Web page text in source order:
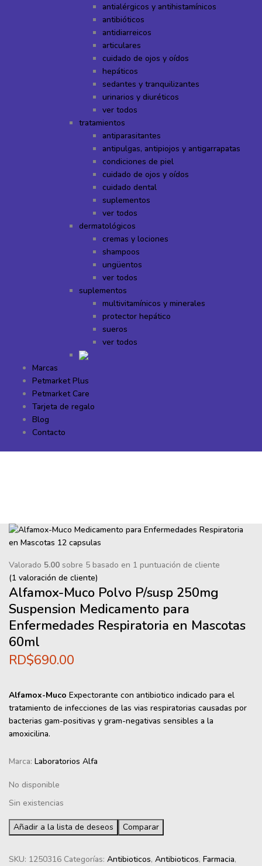
antialérgicos y antihistamínicos
antibióticos
antidiarreicos
articulares
cuidado de ojos y oídos
hepáticos
sedantes y tranquilizantes
urinarios y diuréticos
ver todos
tratamientos
antiparasitantes
antipulgas, antipiojos y antigarrapatas
condiciones de piel
cuidado de ojos y oídos
cuidado dental
suplementos
ver todos
dermatológicos
cremas y lociones
shampoos
ungüentos
ver todos
suplementos
multivitamínicos y minerales
protector hepático
sueros
ver todos
Marcas
Petmarket Plus
Petmarket Care
Tarjeta de regalo
Blog
Contacto
Valorado 5.00 sobre 5 basado en 1 puntuación de cliente
(1 valoración de cliente)
Alfamox-Muco Polvo P/susp 250mg
Suspension Medicamento para
Enfermedades Respiratoria en Mascotas
60ml
RD$690.00
Alfamox-Muco Expectorante con antibiotico indicado para el
tratamiento de infecciones de las vias respiratorias causadas por
bacterias gam-positivas y gram-negativas sensibles a la
amoxicilina.
Marca: Laboratorios Alfa
No disponible
Sin existencias
Añadir a la lista de deseos Comparar
SKU: 1250316 Categorías: Antibioticos, Antibioticos, Farmacia,